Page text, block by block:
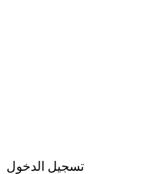
تسجيل الدخول